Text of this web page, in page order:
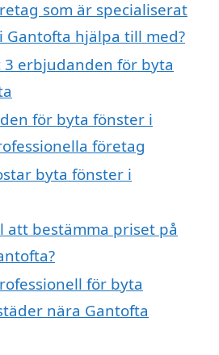
som är specialiserat
Gantofta hjälpa till med?
3 erbjudanden för byta
för byta fönster i
företag
byta fönster i
att bestämma priset på
för byta
nära Gantofta